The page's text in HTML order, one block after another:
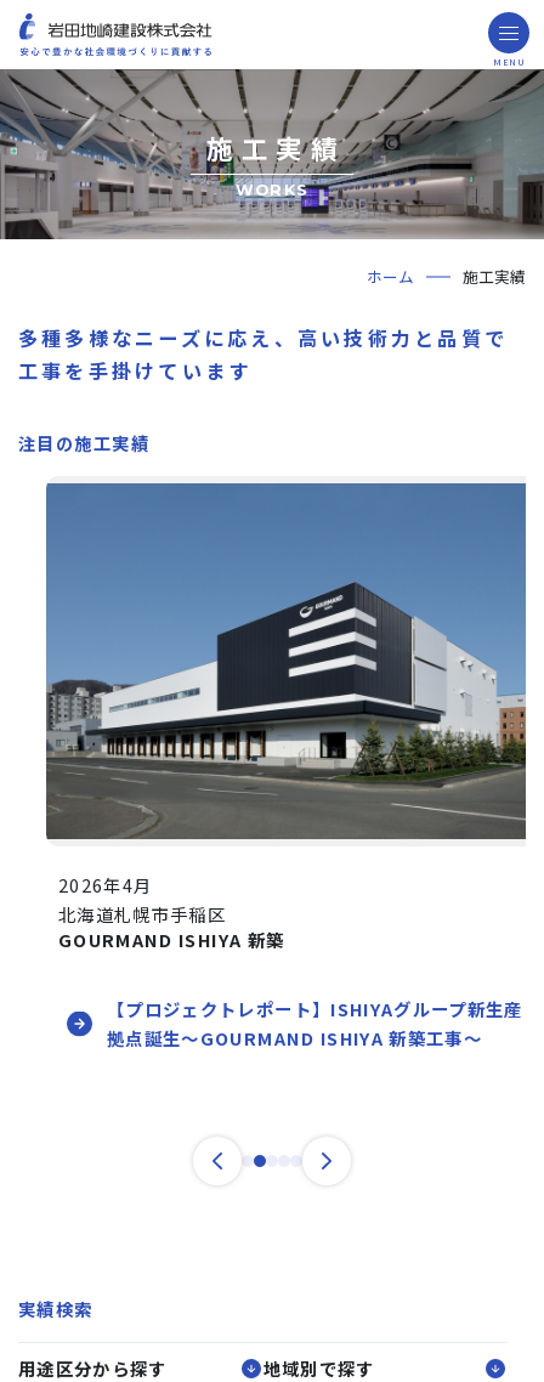
MENU
お問い合わせ 取引先の皆様へ
企業情報
ごあいさつ
ミッション・ビジョン・社訓
会社概要
組織図
役員一覧
沿革
岩田地崎の歴史
事業所一覧
関連会社
プレスリリース
財務情報
岩田地崎建設のCM
3分でわかる岩田地崎建設
サステナビリティ
重要課題（マテリアリティ）
環境（Environment）
社会（Social）
ガバナンス（Governance）
サスティナビリティ・レポート
施工実績
採用情報
海外事業
閉じる
施工実績
ホーム 施工実績
多種多様なニーズに応え、高い技術力と品質で
工事を手掛けています
注目の施工実績
2026年4月
北海道札幌市手稲区
GOURMAND ISHIYA 新築
【プロジェクトレポート】ISHIYAグループ新生産
拠点誕生～GOURMAND ISHIYA 新築工事～
実績検索
用途区分から探す 地域別で探す